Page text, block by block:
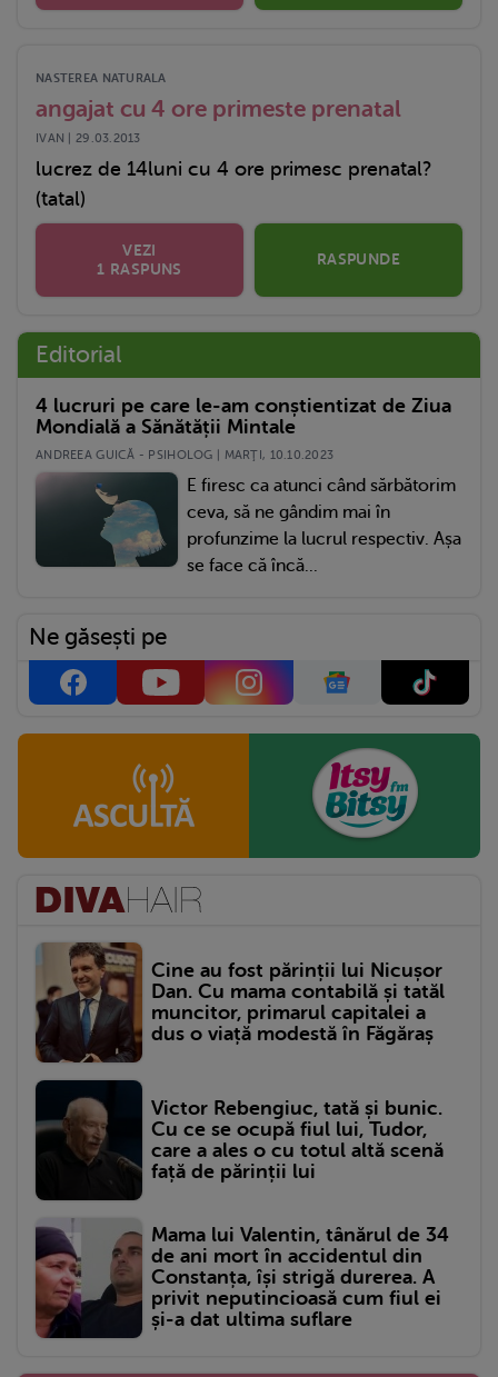
NASTEREA NATURALA
angajat cu 4 ore primeste prenatal
IVAN | 29.03.2013
lucrez de 14luni cu 4 ore primesc prenatal?
(tatal)
VEZI
1 RASPUNS
RASPUNDE
Editorial
4 lucruri pe care le-am conștientizat de Ziua
Mondială a Sănătății Mintale
ANDREEA GUICĂ - PSIHOLOG | MARŢI, 10.10.2023
E firesc ca atunci când sărbătorim
ceva, să ne gândim mai în
profunzime la lucrul respectiv. Așa
se face că încă...
Ne găsești pe
Cine au fost părinții lui Nicușor
Dan. Cu mama contabilă și tatăl
muncitor, primarul capitalei a
dus o viață modestă în Făgăraș
Victor Rebengiuc, tată și bunic.
Cu ce se ocupă fiul lui, Tudor,
care a ales o cu totul altă scenă
față de părinții lui
Mama lui Valentin, tânărul de 34
de ani mort în accidentul din
Constanța, își strigă durerea. A
privit neputincioasă cum fiul ei
și-a dat ultima suflare